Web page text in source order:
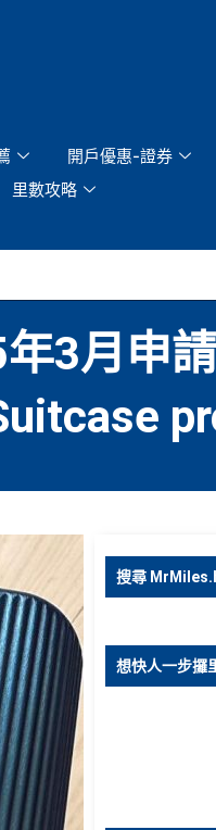
開戶優惠-證券
里數攻略
3月申
搜尋
想快人一步攞